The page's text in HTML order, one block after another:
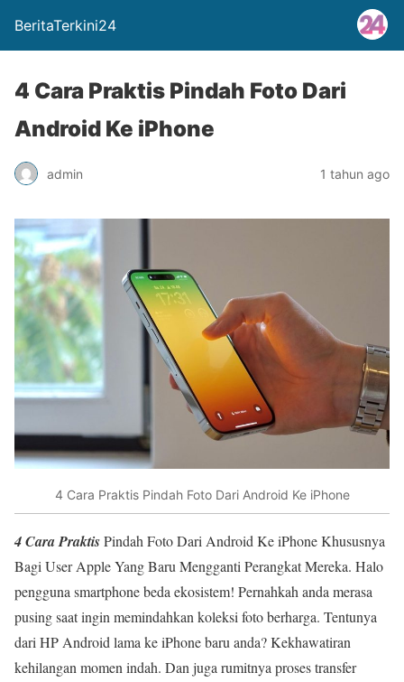
BeritaTerkini24
4 Cara Praktis Pindah Foto Dari
Android Ke iPhone
admin 1 tahun ago
4 Cara Praktis Pindah Foto Dari Android Ke iPhone
4 Cara PraktisPindah Foto Dari Android Ke iPhone Khususnya
Bagi User Apple Yang Baru Mengganti Perangkat Mereka. Halo
pengguna smartphone beda ekosistem! Pernahkah anda merasa
pusing saat ingin memindahkan koleksi foto berharga. Tentunya
dari HP Android lama ke iPhone baru anda? Kekhawatiran
kehilangan momen indah. Dan juga rumitnya proses transfer